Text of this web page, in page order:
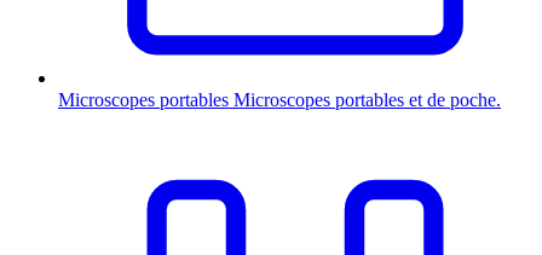
Microscopes portables Microscopes portables et de poche.